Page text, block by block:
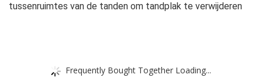
tussenruimtes van de tanden om tandplak te verwijderen
Frequently Bought Together Loading...